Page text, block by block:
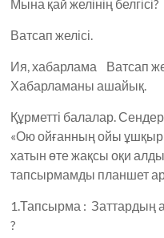
Мына қай желінің белгісі?
Ватсап желісі.
Ия, хабарлама Ватсап
Хабарламаны ашайық.
Құрметті балалар.
«Ою ойғанның ойы
хатын өте жақсы оқи
тапсырмамды планшет
1.Тапсырма : Заттардың
?